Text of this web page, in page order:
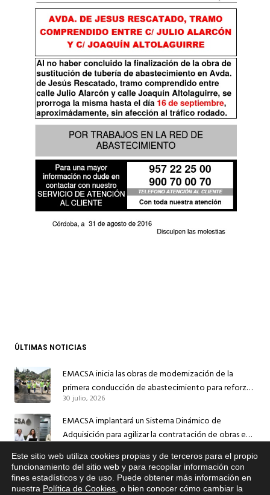
ÚLTIMAS NOTICIAS
EMACSA inicia las obras de modernización de la
primera conducción de abastecimiento para reforzar
el suministro de agua de Córdoba
30 julio, 2026
EMACSA implantará un Sistema Dinámico de
Adquisición para agilizar la contratación de obras en
EMACSA inicia hoy las obras de una nueva arteria de
abastecimiento y una red de agua no potable en
13 julio, 2026
Este sitio web utiliza cookies propias y de terceros para el propio
funcionamiento del sitio web y para recopilar información con
fines estadísticos y de uso. Puede obtener más información en
nuestra Política de Cookies , o bien conocer cómo cambiar la
Si tiene cualquier duda sobre
EMACSA, haga click abajo.